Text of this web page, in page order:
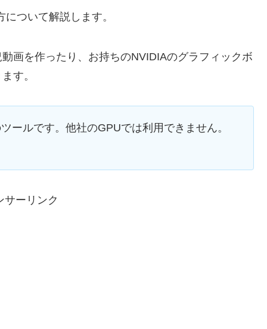
ついて解説します。
画を作ったり、お持ちのNVIDIAのグラフィックボ
す。
ールです。他社のGPUでは利用できません。
サーリンク